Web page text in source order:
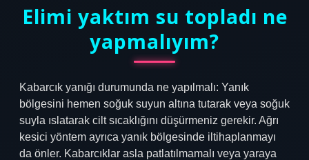
Elimi yaktım su topladı ne
yapmalıyım?
Kabarcık yanığı durumunda ne yapılmalı: Yanık
bölgesini hemen soğuk suyun altına tutarak veya soğuk
suyla ıslatarak cilt sıcaklığını düşürmeniz gerekir. Ağrı
kesici yöntem ayrıca yanık bölgesinde iltihaplanmayı
da önler. Kabarcıklar asla patlatılmamalı veya yaraya